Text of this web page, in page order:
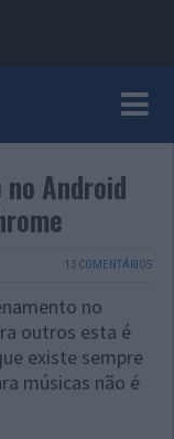
Android
13 COMENTÁRIOS
no
outros esta é
existe sempre
músicas não é